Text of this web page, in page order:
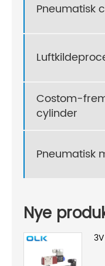
Pneumatisk
Costom-
cylinder
Pneumatisk
Nye